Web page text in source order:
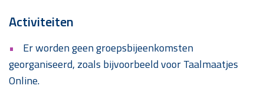
Activiteiten
Er worden geen groepsbijeenkomsten
georganiseerd, zoals bijvoorbeeld voor Taalmaatjes
Online.